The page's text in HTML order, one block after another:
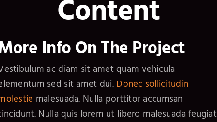
Content
Info On The Project
ac diam sit amet quam vehicula
sed sit amet dui. Donec sollicitudin
malesuada. Nulla porttitor accumsan
Nulla quis lorem ut libero malesuada